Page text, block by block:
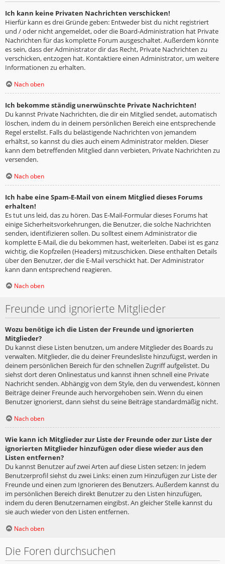
Ich kann keine Privaten Nachrichten verschicken!
Hierfür kann es drei Gründe geben: Entweder bist du nicht registriert
und / oder nicht angemeldet, oder die Board-Administration hat Private
Nachrichten für das komplette Forum ausgeschaltet. Außerdem könnte
es sein, dass der Administrator dir das Recht, Private Nachrichten zu
verschicken, entzogen hat. Kontaktiere einen Administrator, um weitere
Informationen zu erhalten.
Nach oben
Ich bekomme ständig unerwünschte Private Nachrichten!
Du kannst Private Nachrichten, die dir ein Mitglied sendet, automatisch
löschen, indem du in deinem persönlichen Bereich eine entsprechende
Regel erstellst. Falls du belästigende Nachrichten von jemandem
erhältst, so kannst du dies auch einem Administrator melden. Dieser
kann dem betreffenden Mitglied dann verbieten, Private Nachrichten zu
versenden.
Nach oben
Ich habe eine Spam-E-Mail von einem Mitglied dieses Forums
erhalten!
Es tut uns leid, das zu hören. Das E-Mail-Formular dieses Forums hat
einige Sicherheitsvorkehrungen, die Benutzer, die solche Nachrichten
senden, identifizieren sollen. Du solltest einem Administrator die
komplette E-Mail, die du bekommen hast, weiterleiten. Dabei ist es ganz
wichtig, die Kopfzeilen (Headers) mitzuschicken. Diese enthalten Details
über den Benutzer, der die E-Mail verschickt hat. Der Administrator
kann dann entsprechend reagieren.
Nach oben
Freunde und ignorierte Mitglieder
Wozu benötige ich die Listen der Freunde und ignorierten
Mitglieder?
Du kannst diese Listen benutzen, um andere Mitglieder des Boards zu
verwalten. Mitglieder, die du deiner Freundesliste hinzufügst, werden in
deinem persönlichen Bereich für den schnellen Zugriff aufgelistet. Du
siehst dort deren Onlinestatus und kannst ihnen schnell eine Private
Nachricht senden. Abhängig von dem Style, den du verwendest, können
Beiträge deiner Freunde auch hervorgehoben sein. Wenn du einen
Benutzer ignorierst, dann siehst du seine Beiträge standardmäßig nicht.
Nach oben
Wie kann ich Mitglieder zur Liste der Freunde oder zur Liste der
ignorierten Mitglieder hinzufügen oder diese wieder aus den
Listen entfernen?
Du kannst Benutzer auf zwei Arten auf diese Listen setzen: In jedem
Benutzerprofil siehst du zwei Links: einen zum Hinzufügen zur Liste der
Freunde und einen zum Ignorieren des Benutzers. Außerdem kannst du
im persönlichen Bereich direkt Benutzer zu den Listen hinzufügen,
indem du deren Benutzernamen eingibst. An gleicher Stelle kannst du
sie auch wieder von den Listen entfernen.
Nach oben
Die Foren durchsuchen